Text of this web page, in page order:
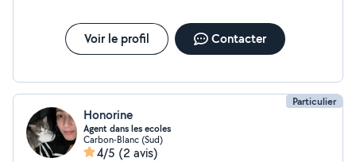
Voir le profil Contacter
Particulier
Honorine
Agent dans les ecoles
Carbon-Blanc (Sud)
4/5 (2 avis)